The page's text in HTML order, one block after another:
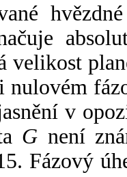
velikost
nulovém
v
G není
Fázový